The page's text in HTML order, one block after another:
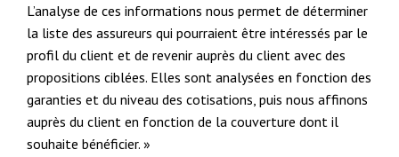
L’analyse de ces informations nous permet de déterminer
la liste des assureurs qui pourraient être intéressés par le
profil du client et de revenir auprès du client avec des
propositions ciblées. Elles sont analysées en fonction des
garanties et du niveau des cotisations, puis nous affinons
auprès du client en fonction de la couverture dont il
souhaite bénéficier. »